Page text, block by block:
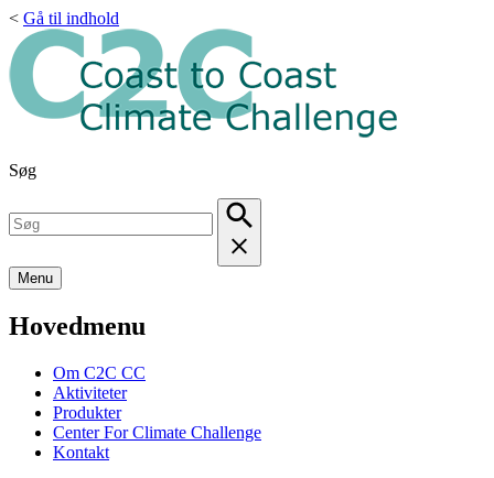
< Gå til indhold
Søg
Menu
Hovedmenu
Om C2C CC
Aktiviteter
Produkter
Center For Climate Challenge
Kontakt